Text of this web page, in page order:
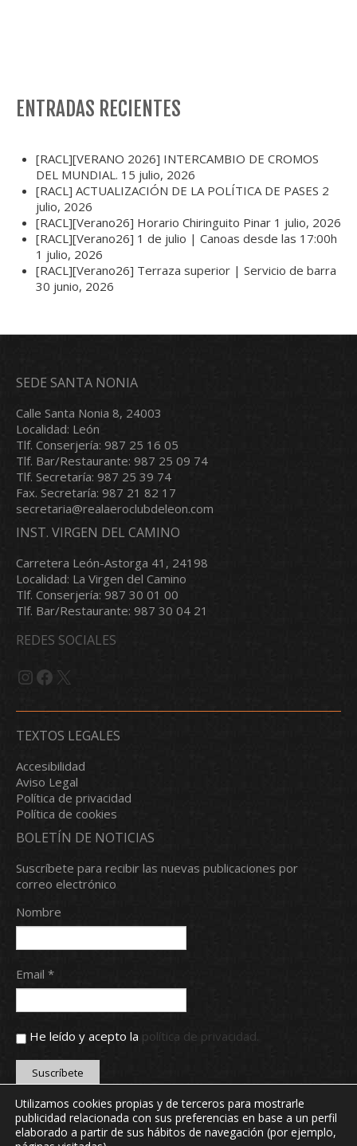
ENTRADAS RECIENTES
[RACL][VERANO 2026] INTERCAMBIO DE CROMOS
DEL MUNDIAL. 15 julio, 2026
[RACL] ACTUALIZACIÓN DE LA POLÍTICA DE PASES 2
julio, 2026
[RACL][Verano26] Horario Chiringuito Pinar 1 julio, 2026
[RACL][Verano26] 1 de julio | Canoas desde las 17:00h
1 julio, 2026
[RACL][Verano26] Terraza superior | Servicio de barra
30 junio, 2026
SEDE SANTA NONIA
Calle Santa Nonia 8, 24003
Localidad: León
Tlf. Conserjería: 987 25 16 05
Tlf. Bar/Restaurante: 987 25 09 74
Tlf. Secretaría: 987 25 39 74
Fax. Secretaría: 987 21 82 17
secretaria@realaeroclubdeleon.com
INST. VIRGEN DEL CAMINO
Carretera León-Astorga 41, 24198
Localidad: La Virgen del Camino
Tlf. Conserjería: 987 30 01 00
Tlf. Bar/Restaurante: 987 30 04 21
REDES SOCIALES
Instagram
Facebook
X
TEXTOS LEGALES
Accesibilidad
Aviso Legal
Política de privacidad
Política de cookies
BOLETÍN DE NOTICIAS
Suscríbete para recibir las nuevas publicaciones por
correo electrónico
Nombre
Email *
He leído y acepto la política de privacidad.
Copyright © 2024 Real Aero Club de León. Todos los
derechos reservados.
Utilizamos cookies propias y de terceros para mostrarle
publicidad relacionada con sus preferencias en base a un perfil
elaborado a partir de sus hábitos de navegación (por ejemplo,